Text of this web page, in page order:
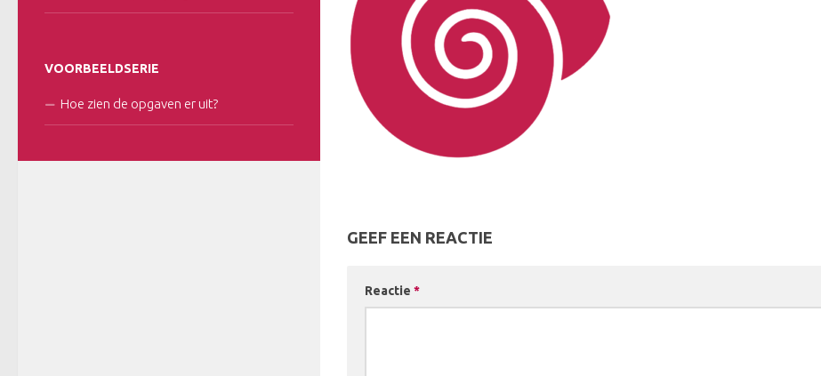
GEEF EEN REACTIE
Reactie *
VOORBEELDSERIE
Hoe zien de opgaven er uit?